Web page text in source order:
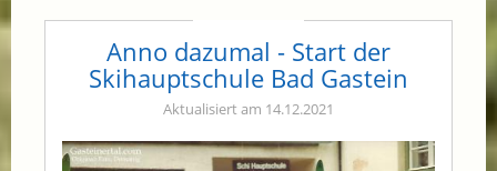
Anno dazumal - Start der
Skihauptschule Bad Gastein
Aktualisiert am 14.12.2021